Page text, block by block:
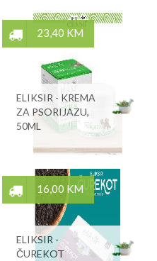
23,40 KM
ELIKSIR - KREMA
ZA PSORIJAZU,
50ML
16,00 KM
ELIKSIR -
ČUREKOT